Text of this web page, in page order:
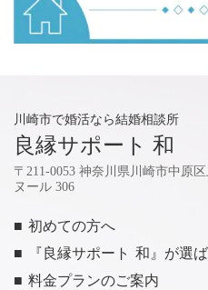
川崎市で婚活なら結婚相談所
良縁サポート 和
〒211-0053 神奈川県川崎市中原
ヌール 306
■ 初めての方へ
■ 『良縁サポート 和』が選
■ 料金プランのご案内